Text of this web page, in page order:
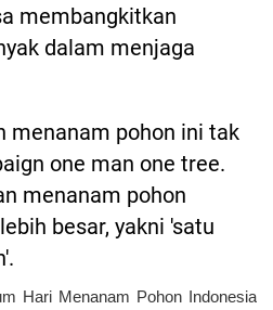
membangkitkan
dalam menjaga
menanam pohon ini tak
one man one tree.
menanam pohon
besar, yakni 'satu
Hari Menanam Pohon Indonesia